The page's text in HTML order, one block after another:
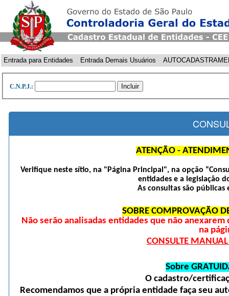
Entrada para Entidades Entrada Demais Usuários
C.N.P.J.:
ATENÇÃO -
Verifique neste sítio, na "Página Principal", na opção
entidades e a legislação
As consultas são públicas
SOBRE COMPROVAÇÃO
Não serão analisadas entidades que não
na
CONSULTE
Sobre
O cadastro/
Recomendamos que a própria entidade faça seu